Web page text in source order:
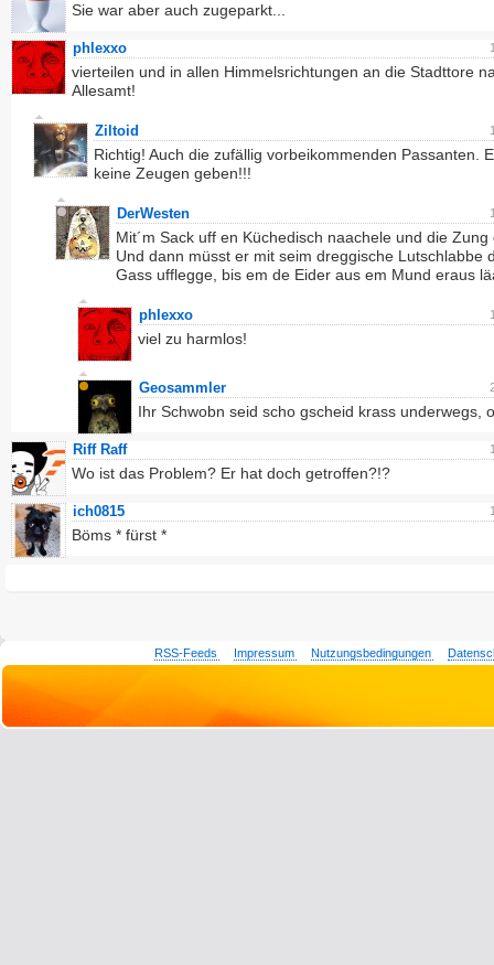
Sie war aber auch zugeparkt...
phlexxo
vierteilen und in allen Himmelsrichtungen an die Stadttore
Allesamt!
Ziltoid
Richtig! Auch die zufällig vorbeikommenden Passanten.
keine Zeugen geben!!!
DerWesten
Mit´m Sack uff en Küchedisch naachele und die Zung
Und dann müsst er mit seim dreggische Lutschlabbe
Gass ufflegge, bis em de Eider aus em Mund eraus
phlexxo
viel zu harmlos!
Geosammler
Ihr Schwobn seid scho gscheid krass underwegs,
Riff Raff
Wo ist das Problem? Er hat doch getroffen?!?
ich0815
Böms * fürst *
RSS-Feeds Impressum Nutzungsbedingungen